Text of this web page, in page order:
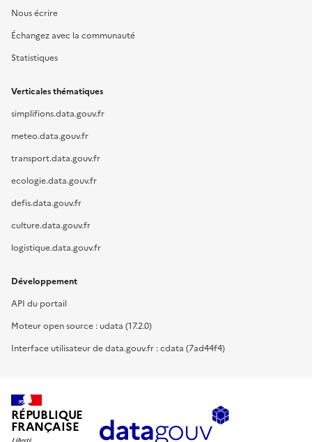
Nous écrire
Échangez avec la communauté
Statistiques
Verticales thématiques
simplifions.data.gouv.fr
meteo.data.gouv.fr
transport.data.gouv.fr
ecologie.data.gouv.fr
defis.data.gouv.fr
culture.data.gouv.fr
logistique.data.gouv.fr
Développement
API du portail
Moteur open source : udata (17.2.0)
Interface utilisateur de data.gouv.fr : cdata (7ad44f4)
RÉPUBLIQUE
FRANÇAISE